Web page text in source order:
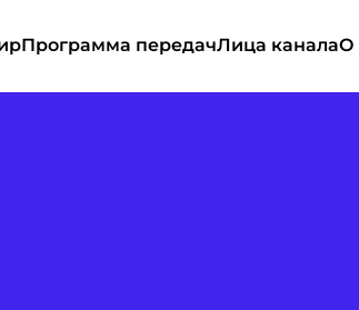
Программа передачЛица каналаО